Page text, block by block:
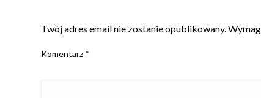
Twój adres email nie zostanie opublikowany.
Komentarz *